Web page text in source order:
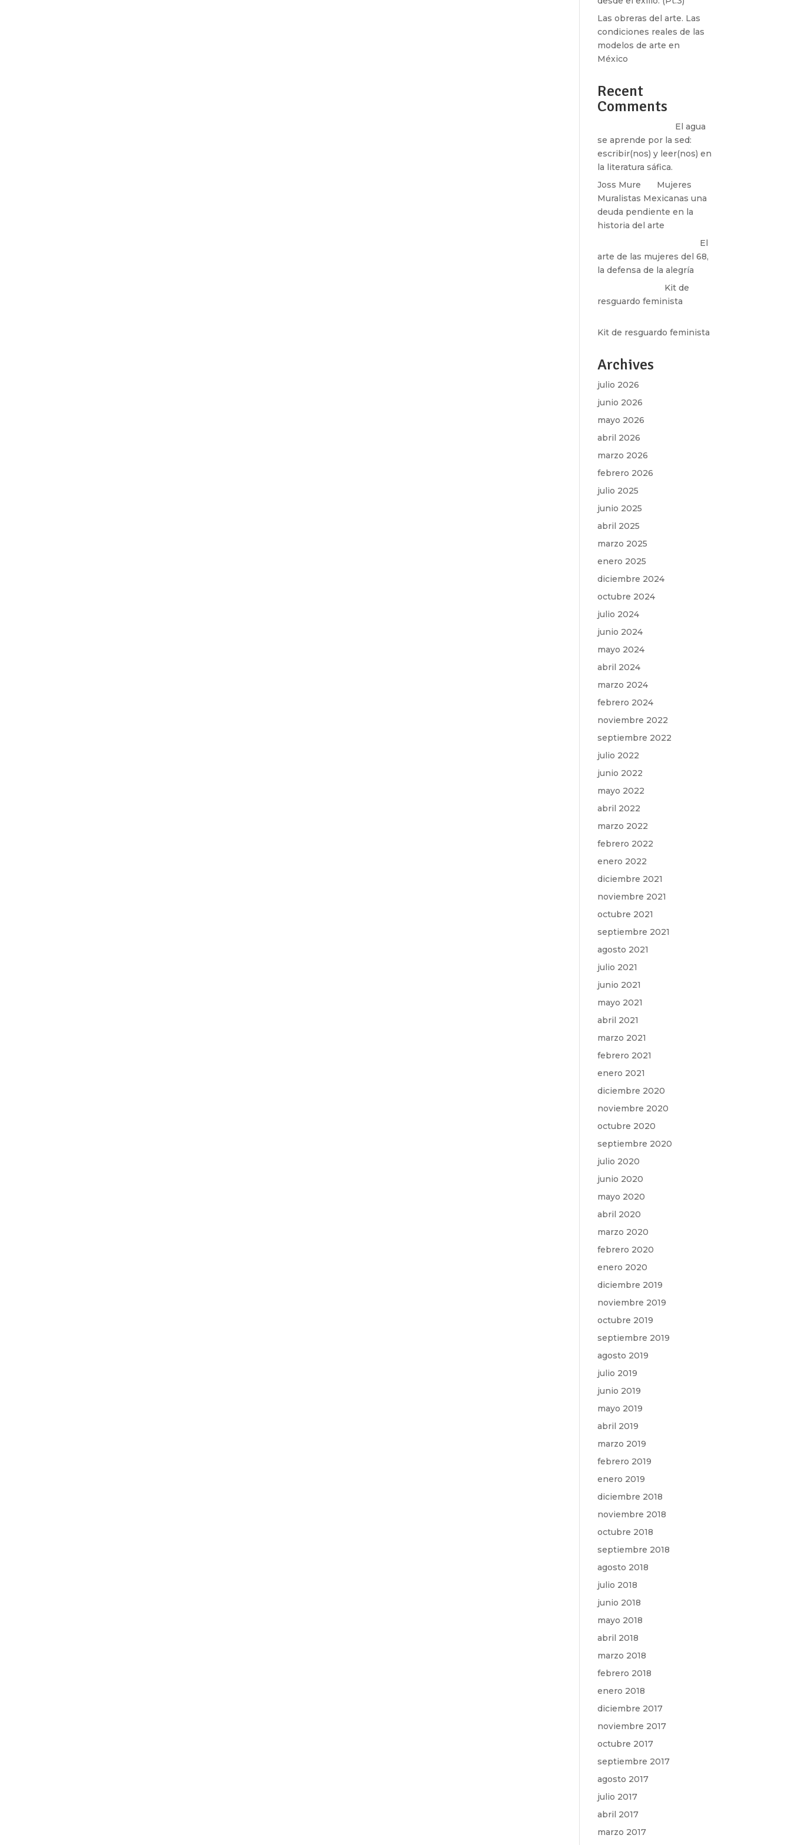
Las obreras del arte. Las
condiciones reales de las
modelos de arte en
México
Recent
Comments
El agua
se aprende por la sed:
escribir(nos) y leer(nos) en
la literatura sáfica.
Joss Mure
Mujeres
Muralistas Mexicanas una
deuda pendiente en la
historia del arte
El
arte de las mujeres del 68,
la defensa de la alegría
Kit de
resguardo feminista
Kit de resguardo feminista
Archives
julio 2026
junio 2026
mayo 2026
abril 2026
marzo 2026
febrero 2026
julio 2025
junio 2025
abril 2025
marzo 2025
enero 2025
diciembre 2024
octubre 2024
julio 2024
junio 2024
mayo 2024
abril 2024
marzo 2024
febrero 2024
noviembre 2022
septiembre 2022
julio 2022
junio 2022
mayo 2022
abril 2022
marzo 2022
febrero 2022
enero 2022
diciembre 2021
noviembre 2021
octubre 2021
septiembre 2021
agosto 2021
julio 2021
junio 2021
mayo 2021
abril 2021
marzo 2021
febrero 2021
enero 2021
diciembre 2020
noviembre 2020
octubre 2020
septiembre 2020
julio 2020
junio 2020
mayo 2020
abril 2020
marzo 2020
febrero 2020
enero 2020
diciembre 2019
noviembre 2019
octubre 2019
septiembre 2019
agosto 2019
julio 2019
junio 2019
mayo 2019
abril 2019
marzo 2019
febrero 2019
enero 2019
diciembre 2018
noviembre 2018
octubre 2018
septiembre 2018
agosto 2018
julio 2018
junio 2018
mayo 2018
abril 2018
marzo 2018
febrero 2018
enero 2018
diciembre 2017
noviembre 2017
octubre 2017
septiembre 2017
agosto 2017
julio 2017
abril 2017
marzo 2017